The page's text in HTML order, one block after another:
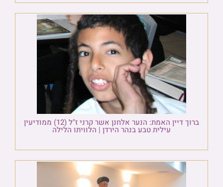
ברוך דיין האמת: הנער אלחנן אשר קרני ז"ל (12) ממודיעין
עילית טבע בנהר הירדן | הלוויתו הלילה